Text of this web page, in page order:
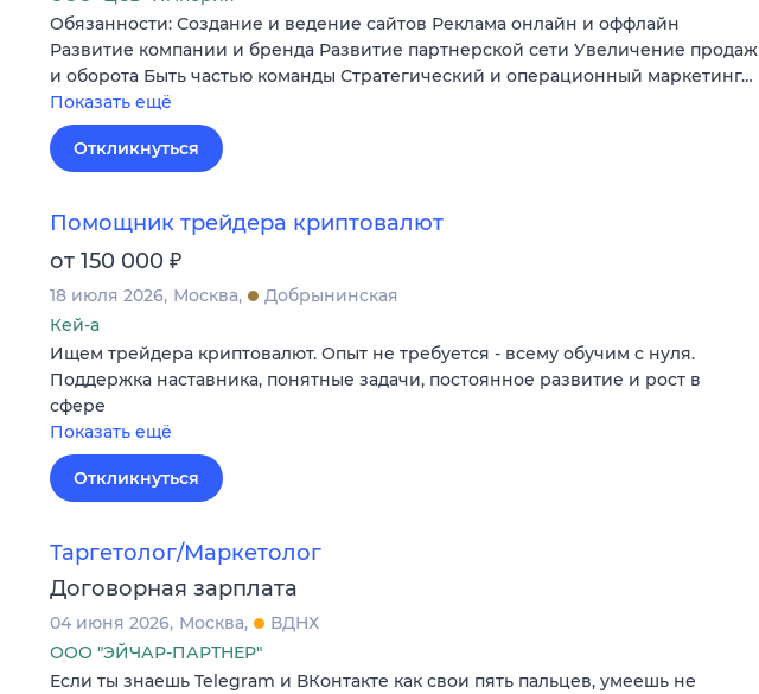
Обязанности: Создание и ведение сайтов Реклама онлайн и оффлайн
Развитие компании и бренда Развитие партнерской сети Увеличение продаж
и оборота Быть частью команды Стратегический и операционный маркетинг…
Показать ещё
Откликнуться
Помощник трейдера криптовалют
от 150 000 ₽
18 июля 2026 Москва
Добрынинская
Кей-а
Ищем трейдера криптовалют. Опыт не требуется - всему обучим с нуля.
Поддержка наставника, понятные задачи, постоянное развитие и рост в
сфере
Показать ещё
Откликнуться
Таргетолог/Маркетолог
Договорная зарплата
04 июня 2026 Москва
ВДНХ
ООО "ЭЙЧАР-ПАРТНЕР"
Если ты знаешь Telegram и ВКонтакте как свои пять пальцев, умеешь не